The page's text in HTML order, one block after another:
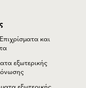
και
εξωτερικής